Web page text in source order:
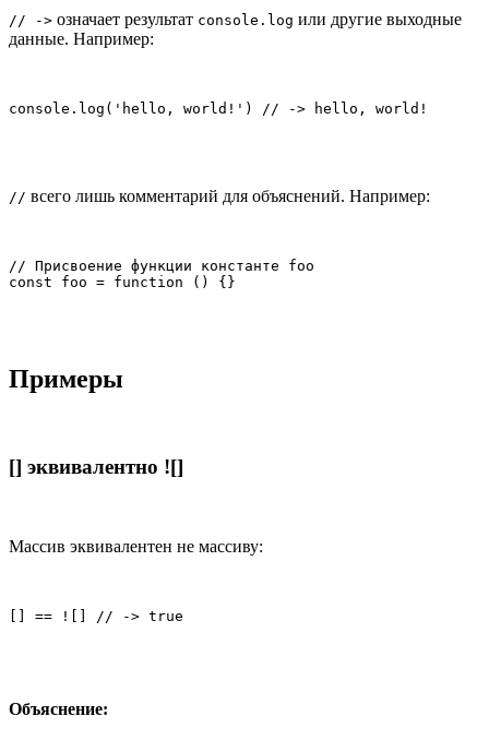
// -> означает результат console.log или другие выходные
данные. Например:
console.log('hello, world!') // -> hello, world!
// всего лишь комментарий для объяснений. Например:
// Присвоение функции константе foo
const foo = function () {}
Примеры
[] эквивалентно ![]
Массив эквивалентен не массиву:
[] == ![] // -> true
Объяснение: